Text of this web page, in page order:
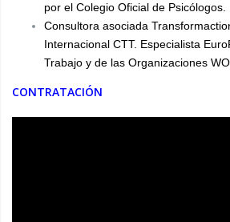
por el Colegio Oficial de Psicólogos.
Consultora asociada
Internacional CTT. Especialista
Trabajo y de las Organizaciones
CONTRATACIÓN